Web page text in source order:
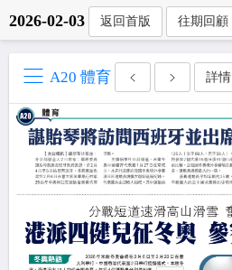
2026-02-03 返回首版 往期回顧
A20 體育 詳情